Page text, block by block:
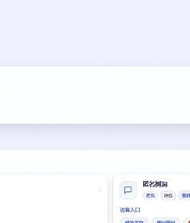
记住登录